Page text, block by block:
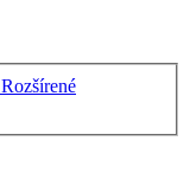
Rozšírené